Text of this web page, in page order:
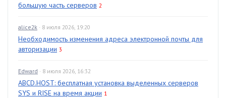
большую часть серверов 2
alice2k · 8 июля 2026, 19:20
Необходимость изменения адреса электронной почты для
авторизации 3
Edward · 8 июля 2026, 16:32
ABCD.HOST: бесплатная установка выделенных серверов
SYS и RISE на время акции 1